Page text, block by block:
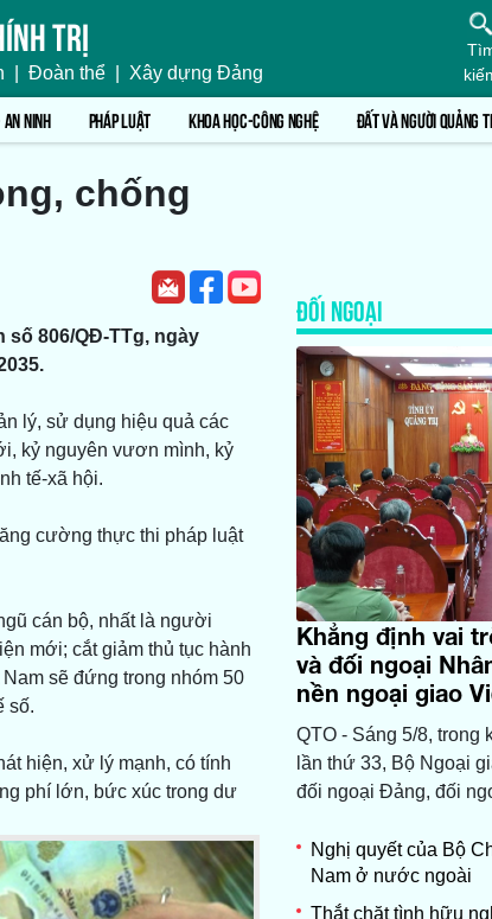
trị
Đoàn thể Xây dựng Đảng
AN NINH PHÁP LUẬT KHOA HỌC-CÔNG NGHỆ ĐẤT VÀ NGƯỜI QUẢNG
chống
806/QĐ-TTg, ngày
lý, sử dụng hiệu quả các
kỷ nguyên vươn mình, kỷ
tế-xã hội.
cường thực thi pháp luật
cán bộ, nhất là người
mới; cắt giảm thủ tục hành
sẽ đứng trong nhóm 50
số.
hiện, xử lý mạnh, có tính
phí lớn, bức xúc trong dư
ĐỐI NGOẠI
Khẳng định vai
và đối ngoại
nền ngoại giao
QTO - Sáng 5/8, trong
lần thứ 33, Bộ Ngoại
đối ngoại Đảng, đối
Nghị quyết của Bộ
Nam ở nước ngoài
Thắt chặt tình hữu